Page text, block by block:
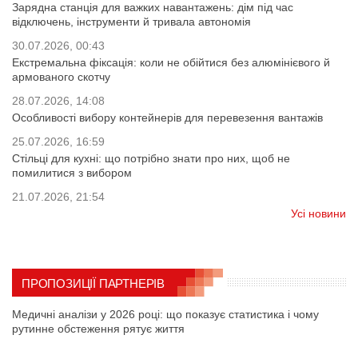
Зарядна станція для важких навантажень: дім під час
відключень, інструменти й тривала автономія
30.07.2026, 00:43
Екстремальна фіксація: коли не обійтися без алюмінієвого й
армованого скотчу
28.07.2026, 14:08
Особливості вибору контейнерів для перевезення вантажів
25.07.2026, 16:59
Стільці для кухні: що потрібно знати про них, щоб не
помилитися з вибором
21.07.2026, 21:54
Усі новини
ПРОПОЗИЦІЇ ПАРТНЕРІВ
Медичні аналізи у 2026 році: що показує статистика і чому
рутинне обстеження рятує життя